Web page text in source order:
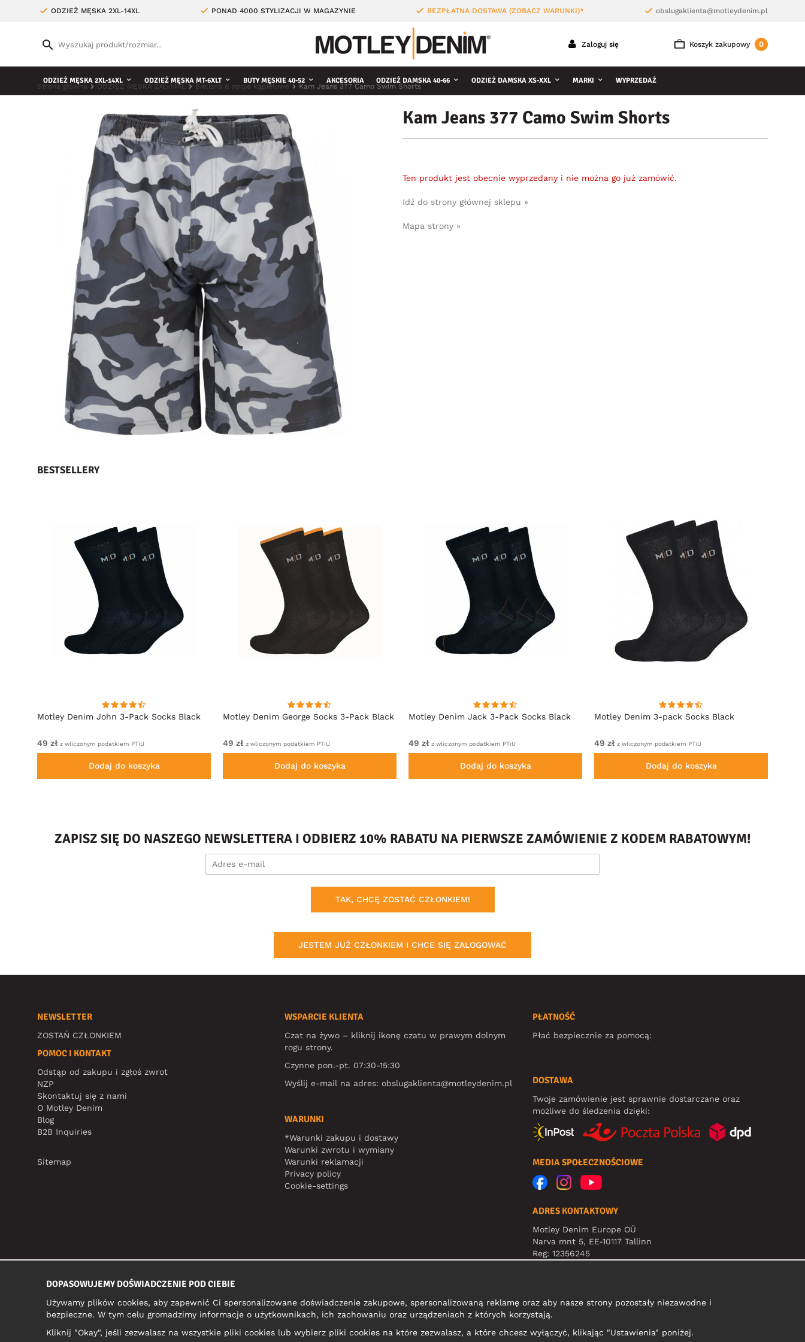
ODZIEŻ MĘSKA 2XL-14XL PONAD 4000 STYLIZACJI W MAGAZYNIE BEZPŁATNA DOSTAWA (ZOBACZ WARUNKI)* obslugaklienta@motleydenim.pl
Koszyk zakupowy 0
Zaloguj się
ODZIEŻ MĘSKA 2XL-14XL ODZIEŻ MĘSKA MT-6XLT BUTY MĘSKIE 40-52 AKCESORIA ODZIEŻ DAMSKA 40-66 ODZIEŻ DAMSKA XS-XXL MARKI WYPRZEDAŻ
Strona główna ODZIEŻ MĘSKA 2XL-14XL Bielizna & stroje kąpielowe Kam Jeans 377 Camo Swim Shorts
Kam Jeans 377 Camo Swim Shorts
Ten produkt jest obecnie wyprzedany i nie można go już zamówić.
Idź do strony głównej sklepu »
Mapa strony »
BESTSELLERY
Motley Denim John 3-Pack Socks Black
49 zł z wliczonym podatkiem PTiU
Dodaj do koszyka
Motley Denim George Socks 3-Pack Black
49 zł z wliczonym podatkiem PTiU
Dodaj do koszyka
Motley Denim Jack 3-Pack Socks Black
49 zł z wliczonym podatkiem PTiU
Dodaj do koszyka
Motley Denim 3-pack Socks Black
49 zł z wliczonym podatkiem PTiU
Dodaj do koszyka
ZAPISZ SIĘ DO NASZEGO NEWSLETTERA I ODBIERZ 10% RABATU NA PIERWSZE ZAMÓWIENIE Z KODEM RABATOWYM!
TAK, CHCĘ ZOSTAĆ CZŁONKIEM!
JESTEM JUŻ CZŁONKIEM I CHCE SIĘ ZALOGOWAĆ
NEWSLETTER
ZOSTAŃ CZŁONKIEM
POMOC I KONTAKT
Odstąp od zakupu i zgłoś zwrot
NZP
Skontaktuj się z nami
O Motley Denim
Blog
B2B Inquiries
Sitemap
WSPARCIE KLIENTA
Czat na żywo – kliknij ikonę czatu w prawym dolnym
rogu strony.
Czynne pon.-pt. 07:30-15:30
Wyślij e-mail na adres:obslugaklienta@motleydenim.pl
WARUNKI
*Warunki zakupu i dostawy
Warunki zwrotu i wymiany
Warunki reklamacji
Privacy policy
Cookie-settings
PŁATNOŚĆ
Płać bezpiecznie za pomocą:
DOSTAWA
Twoje zamówienie jest sprawnie dostarczane oraz
możliwe do śledzenia dzięki:
MEDIA SPOŁECZNOŚCIOWE
ADRES KONTAKTOWY
Motley Denim Europe OÜ
Narva mnt 5, EE-10117 Tallinn
Reg: 12356245
DOPASOWUJEMY DOŚWIADCZENIE POD CIEBIE
Używamy plików cookies, aby zapewnić Ci spersonalizowane doświadczenie zakupowe, spersonalizowaną reklamę oraz aby nasze strony pozostały niezawodne i
bezpieczne. W tym celu gromadzimy informacje o użytkownikach, ich zachowaniu oraz urządzeniach z których korzystają.
Kliknij "Okay", jeśli zezwalasz na wszystkie pliki cookies lub wybierz pliki cookies na które zezwalasz, a które chcesz wyłączyć, klikając "Ustawienia" poniżej.